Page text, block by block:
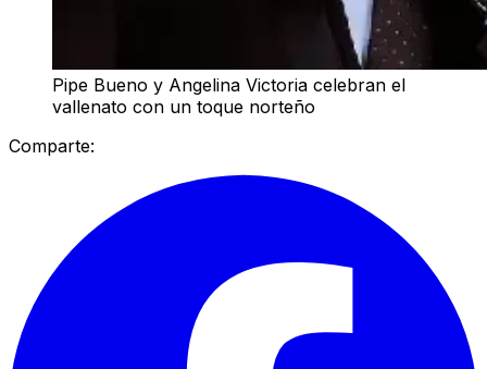
Pipe Bueno y Angelina Victoria celebran el
vallenato con un toque norteño
Comparte: